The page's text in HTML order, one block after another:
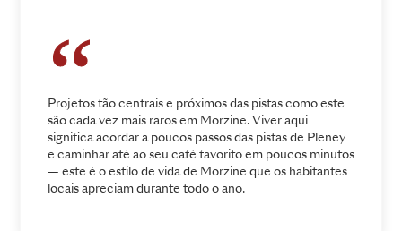
Projetos tão centrais e próximos das pistas como este
são cada vez mais raros em Morzine. Viver aqui
significa acordar a poucos passos das pistas de Pleney
e caminhar até ao seu café favorito em poucos minutos
— este é o estilo de vida de Morzine que os habitantes
locais apreciam durante todo o ano.